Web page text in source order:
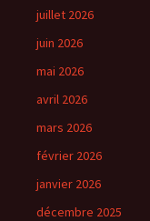
juillet 2026
juin 2026
mai 2026
avril 2026
mars 2026
février 2026
janvier 2026
décembre 2025